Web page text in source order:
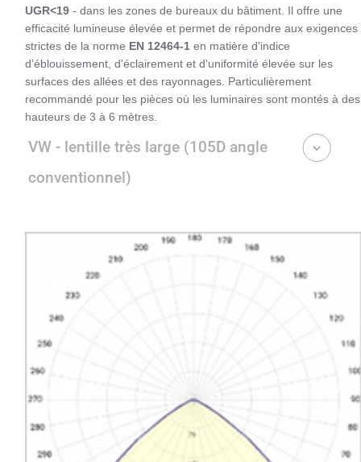
UGR<19 - dans les zones de bureaux du bâtiment. Il offre une
efficacité lumineuse élevée et permet de répondre aux exigences
strictes de la norme EN 12464-1 en matière d'indice
d'éblouissement, d'éclairement et d'uniformité élevée sur les
surfaces des allées et des rayonnages. Particulièrement
recommandé pour les pièces où les luminaires sont montés à des
hauteurs de 3 à 6 mètres.
VW - lentille très large (105D angle
conventionnel)